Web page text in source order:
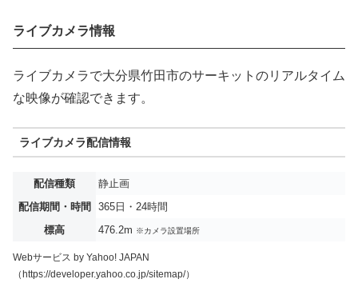
ライブカメラ情報
ライブカメラで大分県竹田市のサーキットのリアルタイム
な映像が確認できます。
ライブカメラ配信情報
配信種類
静止画
配信期間・時間
365日・24時間
標高
476.2m ※カメラ設置場所
Webサービス by Yahoo! JAPAN
（https://developer.yahoo.co.jp/sitemap/）